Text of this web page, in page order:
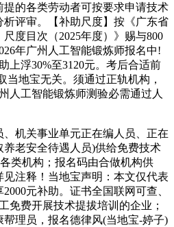
的各类劳动者可按要求申请技术
评审。【补助尺度】按《广东省
度目次（2025年度）》赐与800
年广州人工智能锻炼师报名中!
上浮30%至3120元。考后合适前
当地宝无关。须通过正轨机构，
人工智能锻炼师测验必需通过人
机关事业单元正在编人员、正在
老安全待遇人员)供给免费技术
类机构；报名码由合做机构供
注释！当地宝声明：本文仅代表
元补助。证书全国联网可查、
免费开展技术提拔培训的企业；
理员，报名德律风(当地宝-婷子)